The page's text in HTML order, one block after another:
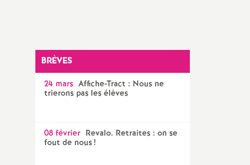
BRÈVES
24 mars Affiche-Tract : Nous ne
trierons pas les élèves
08 février Revalo. Retraites : on se
fout de nous!